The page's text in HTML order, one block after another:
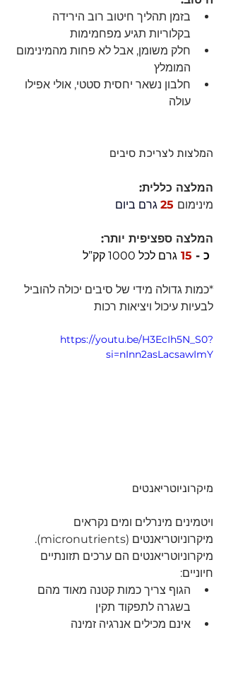
בזמן תהליך חיטוב רוב הירידה
בקלוריות תגיע מפחמימות
חלק משומן, אבל לא פחות מהמינימום
המומלץ
חלבון נשאר יחסית סטטי, אולי אפילו
עולה
המלצות לצריכת סיבים
המלצה כללית:
מינימום
גרם ביום
המלצה ספציפית יותר:
גרם לכל 1000 קק”ל
*כמות גדולה מידי של סיבים יכולה להוביל
לבעיות עיכול ויציאות רכות
https://youtu.be/H3EcIh5N_S0?
si=nInn2asLacsawImY
מיקרוניוטריאנטים
ויטמינים מינרלים ומים נקראים
מיקרוניוטריאנטים (micronutrients).
מיקרוניוטריאנטים הם ערכים תזונתיים
חיוניים:
הגוף צריך כמות קטנה מאוד מהם
בשגרה לתפקוד תקין
אינם מכילים אנרגיה זמינה